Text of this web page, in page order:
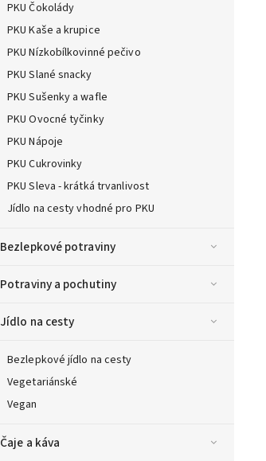
PKU Čokolády
PKU Kaše a krupice
PKU Nízkobílkovinné pečivo
PKU Slané snacky
PKU Sušenky a wafle
PKU Ovocné tyčinky
PKU Nápoje
PKU Cukrovinky
PKU Sleva - krátká trvanlivost
Jídlo na cesty vhodné pro PKU
Bezlepkové potraviny
Potraviny a pochutiny
Jídlo na cesty
Bezlepkové jídlo na cesty
Vegetariánské
Vegan
Čaje a káva